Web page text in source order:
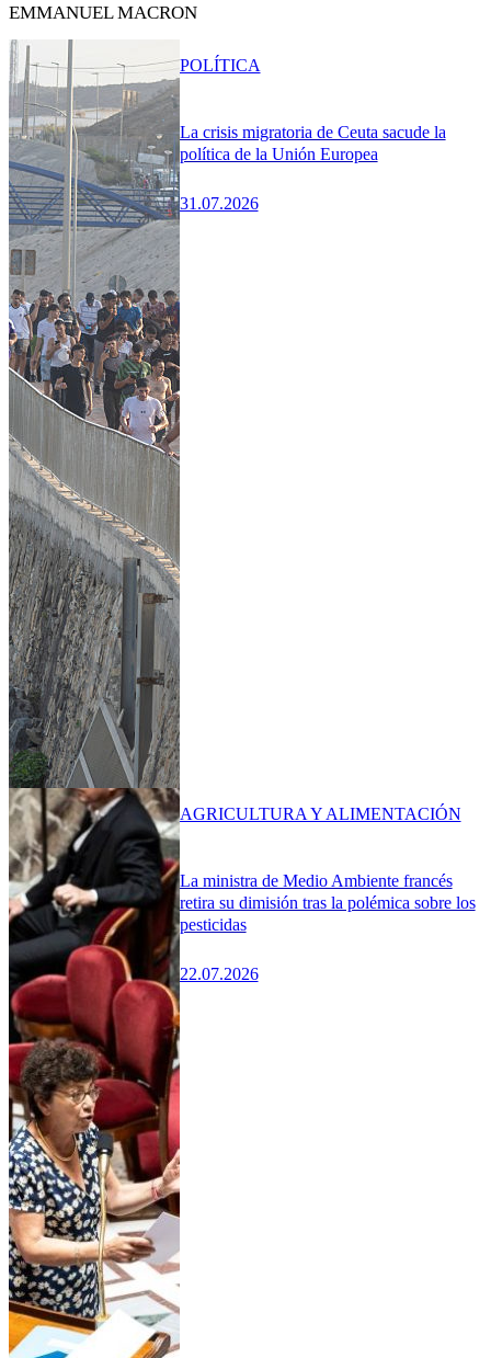
EMMANUEL MACRON
La crisis migratoria de Ceuta sacude la
política de la Unión Europea
31.07.2026
POLÍTICA
La ministra de Medio Ambiente francés
retira su dimisión tras la polémica sobre los
pesticidas
22.07.2026
AGRICULTURA Y ALIMENTACIÓN